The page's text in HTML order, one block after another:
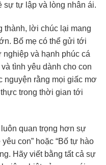
sự tự lập và lòng nhân ái.
lời chúc lại mang
Bố mẹ có thể gửi tới
và hạnh phúc cá
tình yêu dành cho con
rằng mọi giấc mơ
trong thời gian tới
quan trọng hơn sự
con” hoặc “Bố tự hào
Hãy viết bằng tất cả sự